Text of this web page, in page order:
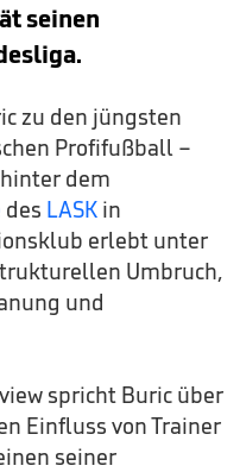
seinen
zu den jüngsten
Profifußball –
dem
des LASK in
erlebt unter
Umbruch,
und
spricht Buric über
Einfluss von Trainer
seiner